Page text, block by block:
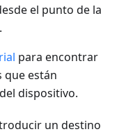
el punto de la
para encontrar
que están
dispositivo.
un destino